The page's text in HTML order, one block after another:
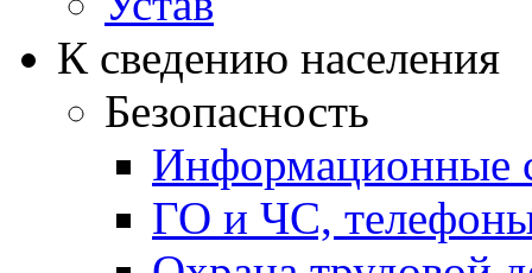
К сведению населения
Безопасность
Информационные
ГО и ЧС,